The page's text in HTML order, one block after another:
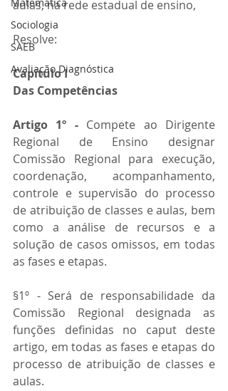
Sociologia
SAEB
Avaliação Diagnóstica
aulas, na rede estadual de ensino,
Resolve:
Capítulo I
Das Competências
Artigo 1º - Compete ao Dirigente
Regional de Ensino designar
Comissão Regional para execução,
coordenação, acompanhamento,
controle e supervisão do processo
de atribuição de classes e aulas, bem
como a análise de recursos e a
solução de casos omissos, em todas
as fases e etapas.
§1º - Será de responsabilidade da
Comissão Regional designada as
funções definidas no caput deste
artigo, em todas as fases e etapas do
processo de atribuição de classes e
aulas.